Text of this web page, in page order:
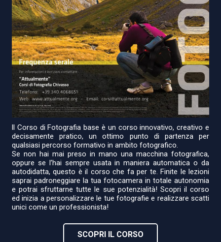
ll Corso di Fotografia base è un corso innovativo, creativo e
decisamente pratico, un ottimo punto di partenza per
qualsiasi percorso formativo in ambito fotografico.
Se non hai mai preso in mano una macchina fotografica,
oppure se l’hai sempre usata in maniera automatica o da
autodidatta, questo è il corso che fa per te. Finite le lezioni
saprai padroneggiare la tua fotocamera in totale autonomia
e potrai sfruttarne tutte le sue potenzialità! Scopri il corso
ed inizia a personalizzare le tue fotografie e realizzare scatti
unici come un professionista!
SCOPRI IL CORSO